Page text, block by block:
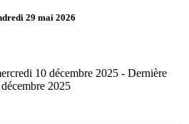
29 mai 2026
10 décembre 2025 - Dernière
2025